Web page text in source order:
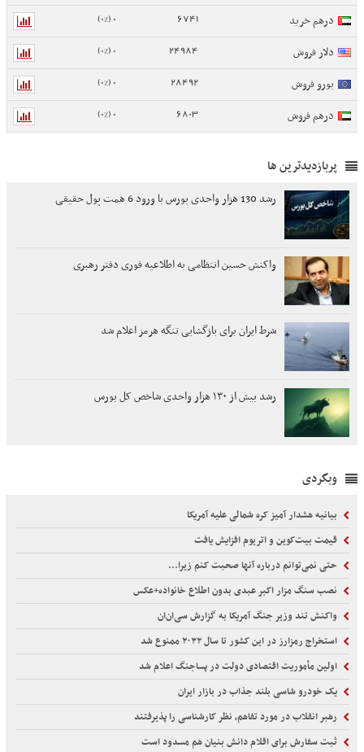
درهم خرید 6741
0 (0%)
دلار فروش 24984
0 (0%)
یورو فروش 28492
0 (0%)
درهم فروش 6803
0 (0%)
پربازدیدترین ها
رشد 130 هزار واحدی بورس با ورود 6 همت پول حقیقی
واکنش حسین انتظامی به اطلاعیه فوری دفتر رهبری
شرط ایران برای بازگشایی تنگه هرمز اعلام شد
رشد بیش از ۱۳۰ هزار واحدی شاخص کل بورس
وبگردی
بیانیه هشدار آمیز کره شمالی علیه آمریکا
قیمت بیت‌کوین و اتریوم افزایش یافت
حتی نمی‌توانم درباره آنها صحبت کنم زیرا...
نصب سنگ مزار اکبر عبدی بدون اطلاع خانواده+عکس
واکنش تند وزیر جنگ آمریکا به گزارش سی‌ان‌ان
استخراج رمزارز در این کشور تا سال ۲۰۳۲ ممنوع شد
اولین مأموریت اقتصادی دولت در پساجنگ اعلام شد
یک خودرو شاسی بلند جذاب در بازار ایران
رهبر انقلاب در مورد تفاهم، نظر کارشناسی را پذیرفتند
ثبت سفارش برای اقلام دانش بنیان هم مسدود است